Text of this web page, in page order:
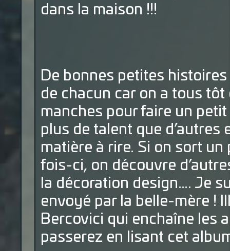
dans la maison !!!
De bonnes petites
de chacun car on a tous
manches pour faire un
plus de talent que d’autres
matière à rire. Si on sort
fois-ci, on découvre
la décoration design…. Je
envoyé par la belle-mère !
Bercovici qui enchaîne les
passerez en lisant cet